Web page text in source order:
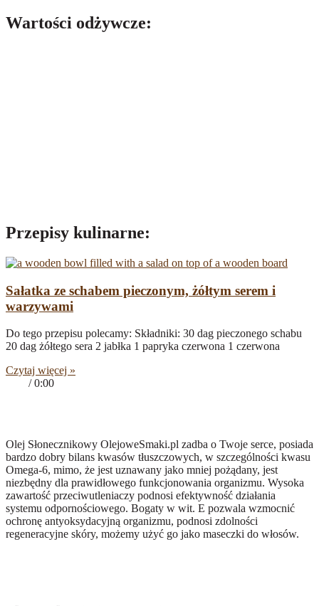
Wartości odżywcze:
Przepisy kulinarne:
Sałatka ze schabem pieczonym, żółtym serem i
warzywami
Do tego przepisu polecamy: Składniki: 30 dag pieczonego schabu
20 dag żółtego sera 2 jabłka 1 papryka czerwona 1 czerwona
Czytaj więcej »
/ 0:00
Olej Słonecznikowy OlejoweSmaki.pl zadba o Twoje serce, posiada
bardzo dobry bilans kwasów tłuszczowych, w szczególności kwasu
Omega-6, mimo, że jest uznawany jako mniej pożądany, jest
niezbędny dla prawidłowego funkcjonowania organizmu. Wysoka
zawartość przeciwutleniaczy podnosi efektywność działania
systemu odpornościowego. Bogaty w wit. E pozwala wzmocnić
ochronę antyoksydacyjną organizmu, podnosi zdolności
regeneracyjne skóry, możemy użyć go jako maseczki do włosów.